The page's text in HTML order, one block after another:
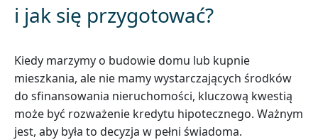
i jak się przygotować?
Kiedy marzymy o budowie domu lub kupnie
mieszkania, ale nie mamy wystarczających środków
do sfinansowania nieruchomości, kluczową kwestią
może być rozważenie kredytu hipotecznego. Ważnym
jest, aby była to decyzja w pełni świadoma.